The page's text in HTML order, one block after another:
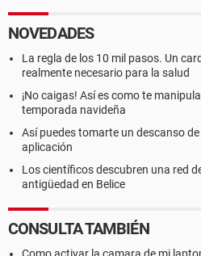
NOVEDADES
La regla de los 10 mil pasos. Un
realmente necesario para la salud
¡No caigas! Así es como te
temporada navideña
Así puedes tomarte un descanso
aplicación
Los científicos descubren una red
antigüedad en Belice
CONSULTA TAMBIÉN